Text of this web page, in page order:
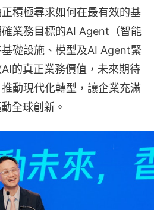
積極尋求如何在最有效的基
業務目標的AI Agent（智能
礎設施、模型及AI Agent緊
的真正業務價值，未來期待
動現代化轉型，讓企業充滿
全球創新。